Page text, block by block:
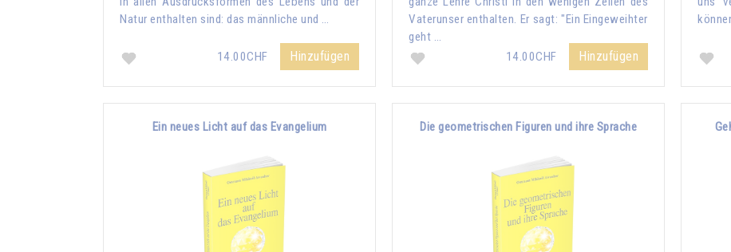
Natur enthalten sind: das männliche und …
14.00CHF Hinzufügen
Vaterunser enthalten. Er sagt: "Ein Eingeweihter
geht …
14.00CHF
Hinzufügen
Ein neues Licht auf das Evangelium Die geometrischen Figuren und ihre Sprache